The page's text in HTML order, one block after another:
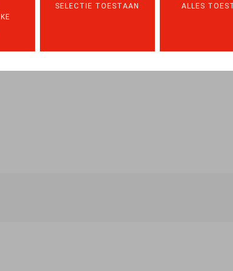
SELECTIE TOESTAAN ALLES